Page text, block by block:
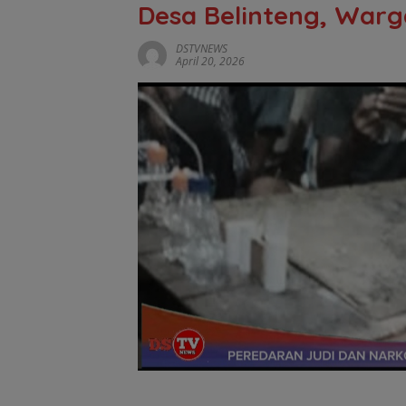
Desa Belinteng,
DSTVNEWS
April 20, 2026